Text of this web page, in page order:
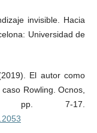
invisible. Hacia
Universidad de
El autor como
Rowling. Ocnos,
7-17.